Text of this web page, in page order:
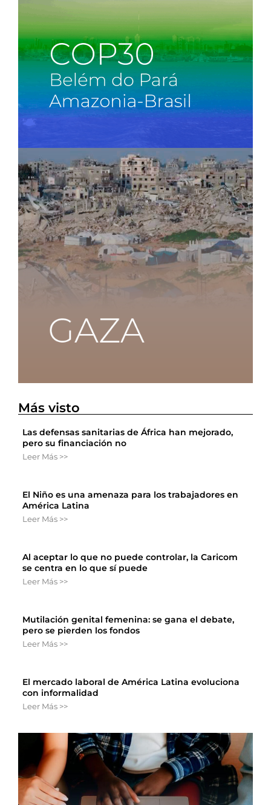
Más visto
Las defensas sanitarias de África han mejorado,
pero su financiación no
Leer Más >>
El Niño es una amenaza para los trabajadores en
América Latina
Leer Más >>
Al aceptar lo que no puede controlar, la Caricom
se centra en lo que sí puede
Leer Más >>
Mutilación genital femenina: se gana el debate,
pero se pierden los fondos
Leer Más >>
El mercado laboral de América Latina evoluciona
con informalidad
Leer Más >>